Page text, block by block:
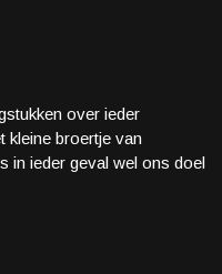
over ieder
kleine broertje van
in ieder geval wel ons doel